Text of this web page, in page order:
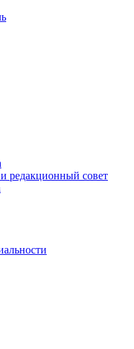
редакционный совет